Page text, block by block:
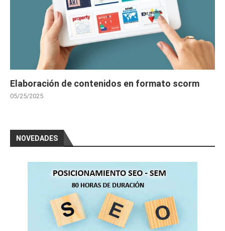
Elaboración de contenidos en formato scorm
05/25/2025
NOVEDADES